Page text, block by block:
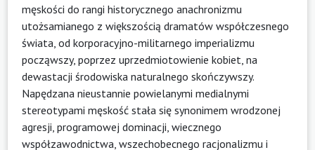
męskości do rangi historycznego anachronizmu
utożsamianego z większością dramatów współczesnego
świata, od korporacyjno-militarnego imperializmu
począwszy, poprzez uprzedmiotowienie kobiet, na
dewastacji środowiska naturalnego skończywszy.
Napędzana nieustannie powielanymi medialnymi
stereotypami męskość stała się synonimem wrodzonej
agresji, programowej dominacji, wiecznego
współzawodnictwa, wszechobecnego racjonalizmu i